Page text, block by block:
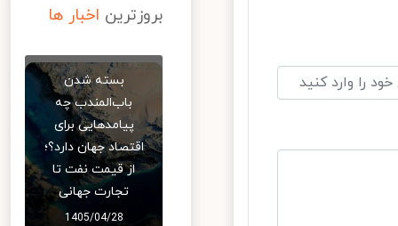
بروزترین اخبار ها
بسته شدن
باب‌المندب چه
پیامدهایی برای
اقتصاد جهان دارد؟؛
از قیمت نفت تا
تجارت جهانی
1405/04/28